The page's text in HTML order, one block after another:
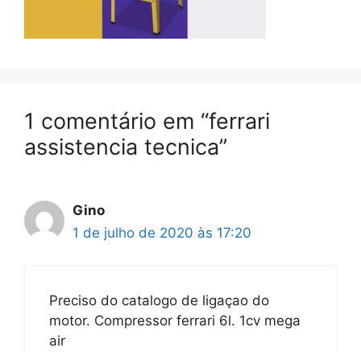
1 comentário em “ferrari
assistencia tecnica”
Gino
1 de julho de 2020 às 17:20
Preciso do catalogo de ligaçao do
motor. Compressor ferrari 6l. 1cv mega
air